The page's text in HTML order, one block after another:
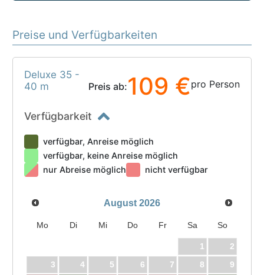
Preise und Verfügbarkeiten
Deluxe 35 -
40 m
Preis ab:109 €pro Person
Verfügbarkeit
verfügbar, Anreise möglich
verfügbar, keine Anreise möglich
nur Abreise möglich
nicht verfügbar
August 2026
Mo Di Mi Do Fr Sa So
1
2
3
4 5 6 7 8
9